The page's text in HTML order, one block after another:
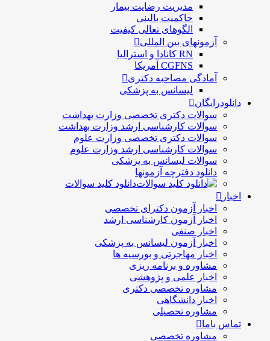
مديريت رضايت بيمار
حاكميت بالينی
الگوهای تعالی کيفيت
آزمونهای بین المللی
RN کانادا و استرالیا
CGFNS آمریکا
آمادگی مصاحبه دکتری
لیسانس به پزشکی
دانلودرایگان
سوالات دکتری تخصصی وزارت بهداشت
سوالات کارشناسی ارشد وزارت بهداشت
سوالات دکتری تخصصی وزارت علوم
سوالات کارشناسی ارشد وزارت علوم
سوالات لیسانس به پزشکی
دانلود دفترچه آزمونها
دانلود کلید سوالات
اخبار
اخبار آزمون دکترای تخصصی
اخبار آزمون کارشناسی ارشد
اخبار صنفی
اخبار آزمون لیسانس به پزشکی
اخبار مهاجرتی و بورسیه ها
مشاوره و برنامه ریزی
اخبار علمی و پژوهشی
مشاوره تخصصی دکتری
اخبار دانشگاهی
مشاوره تحصیلی
تماس باما
مشاوره تخصصی